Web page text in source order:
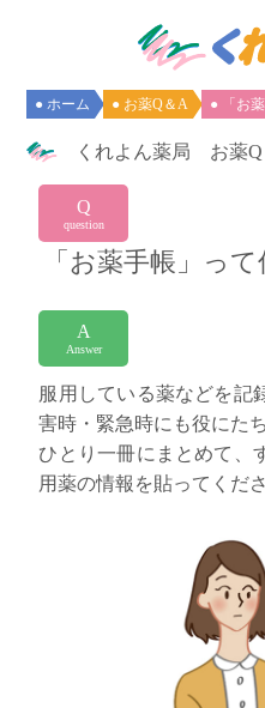
● ホーム ● お薬Q＆A ● 「お
くれよん薬局 お薬Q
Q
question
「お薬手帳」って
A
Answer
服用している薬などを記
害時・緊急時にも役にた
ひとり一冊にまとめて、
用薬の情報を貼ってくださ